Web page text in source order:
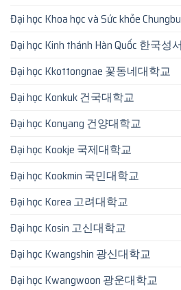
Đại học Khoa học và Sức khỏe
Đại học Kinh thánh Hàn Quốc 한국성
Đại học Kkottongnae 꽃동네대학교
Đại học Konkuk 건국대학교
Đại học Konyang 건양대학교
Đại học Kookje 국제대학교
Đại học Kookmin 국민대학교
Đại học Korea 고려대학교
Đại học Kosin 고신대학교
Đại học Kwangshin 광신대학교
Đại học Kwangwoon 광운대학교